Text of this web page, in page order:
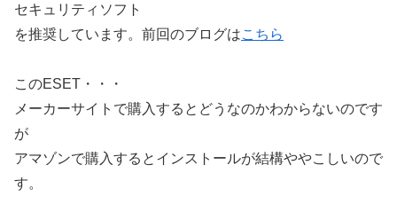
セキュリティソフト
を推奨しています。前回のブログはこちら
このESET・・・
メーカーサイトで購入するとどうなのかわからないのです
が
アマゾンで購入するとインストールが結構ややこしいので
す。